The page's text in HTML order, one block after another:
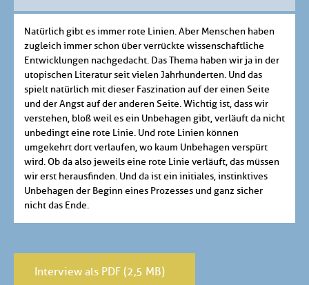
Natürlich gibt es immer rote Linien. Aber Menschen haben
zugleich immer schon über verrückte wissenschaftliche
Entwicklungen nachgedacht. Das Thema haben wir ja in der
utopischen Literatur seit vielen Jahrhunderten. Und das
spielt natürlich mit dieser Faszination auf der einen Seite
und der Angst auf der anderen Seite. Wichtig ist, dass wir
verstehen, bloß weil es ein Unbehagen gibt, verläuft da nicht
unbedingt eine rote Linie. Und rote Linien können
umgekehrt dort verlaufen, wo kaum Unbehagen verspürt
wird. Ob da also jeweils eine rote Linie verläuft, das müssen
wir erst herausfinden. Und da ist ein initiales, instinktives
Unbehagen der Beginn eines Prozesses und ganz sicher
nicht das Ende.
Interview als PDF (2,5 MB)